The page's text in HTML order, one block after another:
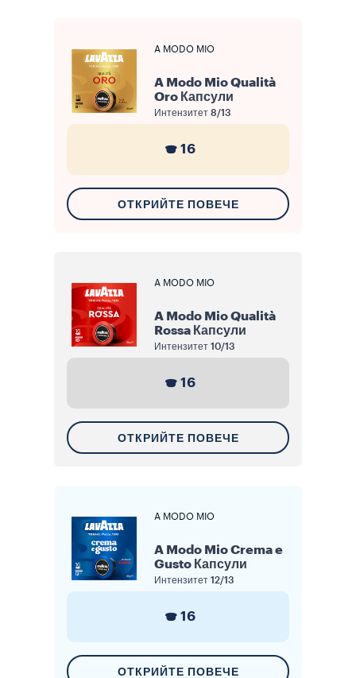
A MODO MIO
A Modo Mio Qualità
Oro Капсули
Интензитет 8/13
16
ОТКРИЙТЕ ПОВЕЧЕ
A MODO MIO
A Modo Mio Qualità
Rossa Капсули
Интензитет 10/13
16
ОТКРИЙТЕ ПОВЕЧЕ
A MODO MIO
A Modo Mio Crema e
Gusto Капсули
Интензитет 12/13
16
ОТКРИЙТЕ ПОВЕЧЕ